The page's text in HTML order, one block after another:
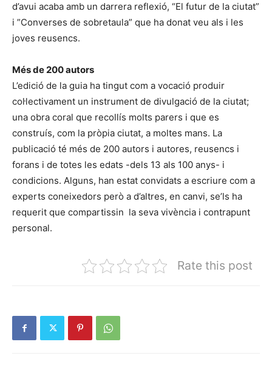
d’avui acaba amb un darrera reflexió, “El futur de la ciutat”
i ”Converses de sobretaula” que ha donat veu als i les
joves reusencs.
Més de 200 autors
L’edició de la guia ha tingut com a vocació produir
col·lectivament un instrument de divulgació de la ciutat;
una obra coral que recollís molts parers i que es
construís, com la pròpia ciutat, a moltes mans. La
publicació té més de 200 autors i autores, reusencs i
forans i de totes les edats -dels 13 als 100 anys- i
condicions. Alguns, han estat convidats a escriure com a
experts coneixedors però a d’altres, en canvi, se’ls ha
requerit que compartissin la seva vivència i contrapunt
personal.
Rate this post